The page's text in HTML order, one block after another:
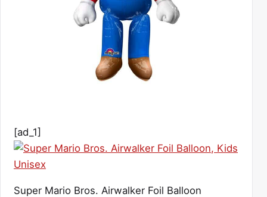
[ad_1]
Super Mario Bros. Airwalker Foil Balloon